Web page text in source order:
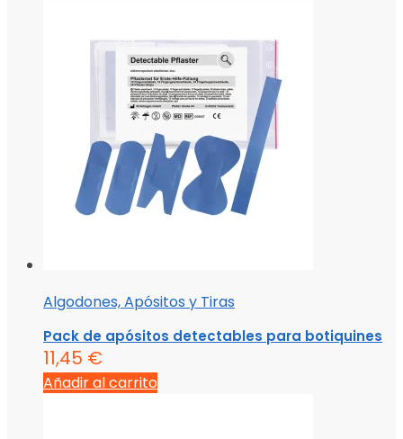
Algodones, Apósitos y Tiras
Pack de apósitos detectables para botiquines
11,45 €
Añadir al carrito